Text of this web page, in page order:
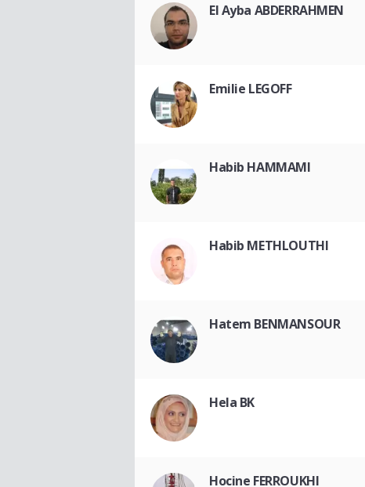
El Ayba ABDERRAHMEN
Emilie LEGOFF
Habib HAMMAMI
Habib METHLOUTHI
Hatem BENMANSOUR
Hela BK
Hocine FERROUKHI